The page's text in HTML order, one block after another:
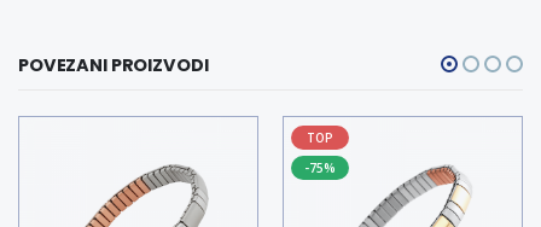
POVEZANI PROIZVODI
TOP
-75%